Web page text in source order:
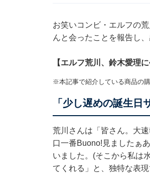
お笑いコンビ・エルフの
んと会ったことを報告し
【エルフ荒川、鈴木愛理に
※本記事で紹介している商品の
「少し遅めの誕生日
荒川さんは「皆さん。大
口一番Buono!見ましたぁ
いました。(そこから私は
てくれる」と、独特な表